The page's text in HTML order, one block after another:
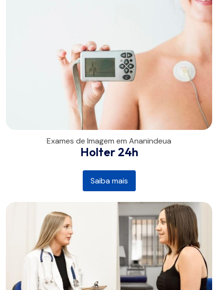
Exames de Imagem em Ananindeua
Holter 24h
Saiba mais